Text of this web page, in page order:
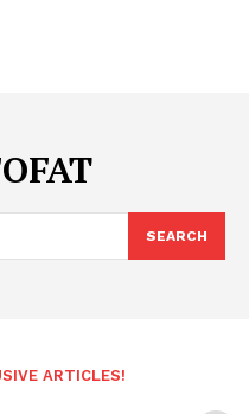
SEARCH
ARTICLES!